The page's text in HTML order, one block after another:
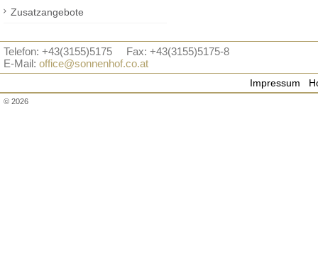
Zusatzangebote
Telefon: +43(3155)5175
Fax: +43(3155)5175-8
E-Mail: office@sonnenhof.co.at
Impressum
© 2026